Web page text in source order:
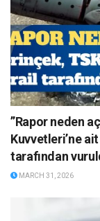
”Rapor neden
Kuvvetleri’ne
tarafından
MARCH 31, 2026